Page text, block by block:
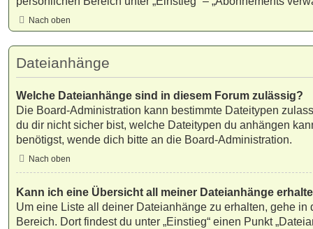
Nach oben
Dateianhänge
Welche Dateianhänge sind in diesem Forum zulässig?
Die Board-Administration kann bestimmte Dateitypen
du dir nicht sicher bist, welche Dateitypen du anhängen
benötigst, wende dich bitte an die Board-Administration.
Nach oben
Kann ich eine Übersicht all meiner Dateianhänge
Um eine Liste all deiner Dateianhänge zu erhalten, gehe in
Bereich. Dort findest du unter „Einstieg“ einen Punkt